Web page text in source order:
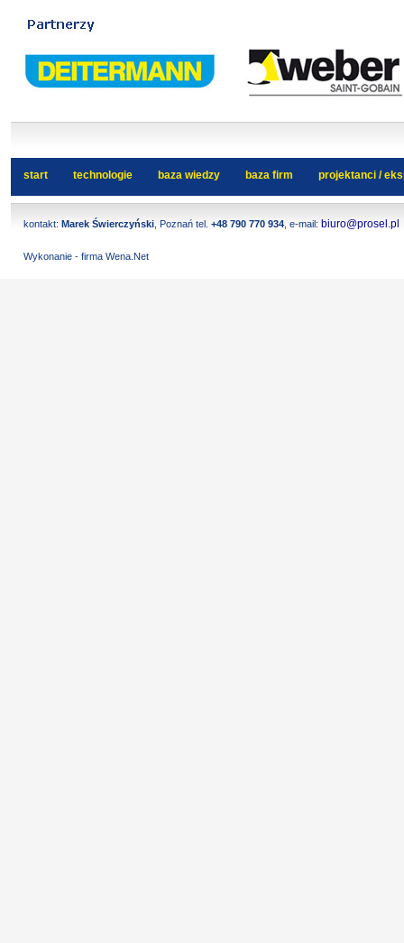
start technologie baza wiedzy baza firm projektanci /
kontakt: Marek Świerczyński , Poznań tel. +48 790 770 934 , e-mail: biuro@prosel.pl
Wykonanie - firma Wena.Net